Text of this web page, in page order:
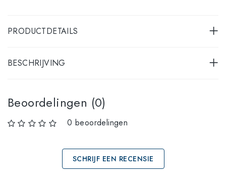
PRODUCTDETAILS
BESCHRIJVING
Beoordelingen (0)
0 beoordelingen
SCHRIJF EEN RECENSIE